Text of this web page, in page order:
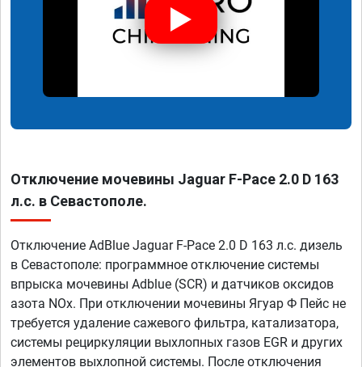
Отключение мочевины Jaguar F-Pace 2.0 D 163
л.с. в Севастополе.
Отключение AdBlue Jaguar F-Pace 2.0 D 163 л.с. дизель
в Севастополе: программное отключение системы
впрыска мочевины Adblue (SCR) и датчиков оксидов
азота NOx. При отключении мочевины Ягуар Ф Пейс не
требуется удаление сажевого фильтра, катализатора,
системы рециркуляции выхлопных газов EGR и других
элементов выхлопной системы. После отключения